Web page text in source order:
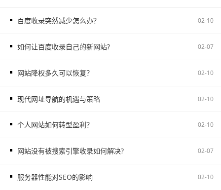
百度收录突然减少怎么办？ 02-10
如何让百度收录自己的新网站? 02-07
网站降权多久可以恢复？ 02-10
现代网址导航的机遇与策略 02-10
个人网站如何转型盈利？ 02-10
网站没有被搜索引擎收录如何解决? 02-07
服务器性能对SEO的影响 02-10